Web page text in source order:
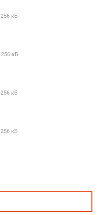
256 кБ
256 кБ
256 кБ
256 кБ